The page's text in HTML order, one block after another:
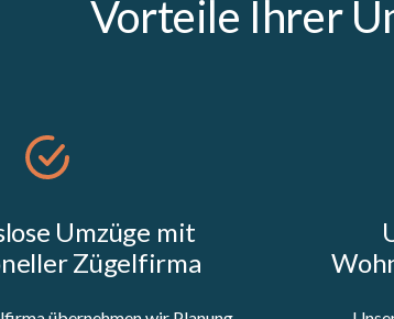
Vorteile Ihrer
Umzüge mit
Zügelfirma